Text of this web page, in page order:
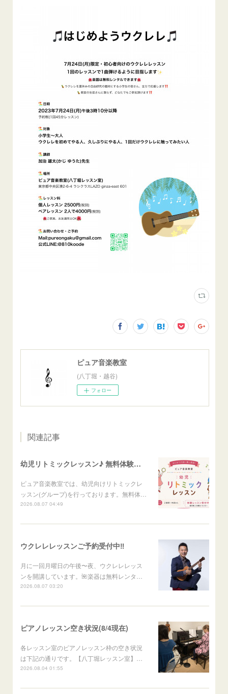
ピュア音楽教室
(八丁堀・越谷)
フォロー
関連記事
幼児リトミックレッスン♪ 無料体験受付中！
ピュア音楽教室では、幼児向けリトミックレ
ッスン(グループ)を行っております。無料体…
2026.08.07 04:49
ウクレレレッスンご予約受付中‼️
月に一回月曜日の午後〜夜、ウクレレレッス
ンを開講しています。🌺楽器は無料レンタ…
2026.08.07 03:20
ピアノレッスン空き状況(8/4現在)
各レッスン室のピアノレッスン枠の空き状況
は下記の通りです。【八丁堀レッスン室】…
2026.08.04 01:55